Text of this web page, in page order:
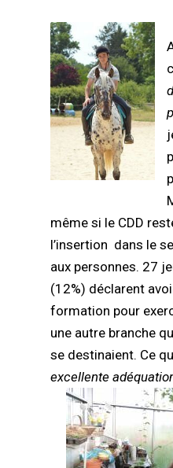
même si le CDD
l’insertion dans le
aux personnes. 27
(12%) déclarent
formation pour
une autre branche
se destinaient. Ce
excellente